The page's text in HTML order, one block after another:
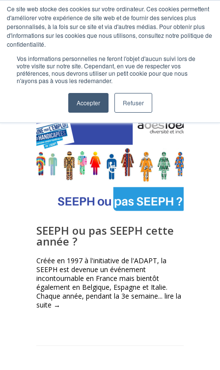
Ce site web stocke des cookies sur votre ordinateur. Ces cookies permettent
d'améliorer votre expérience de site web et de fournir des services plus
personnalisés, à la fois sur ce site et via d'autres médias. Pour obtenir plus
d'informations sur les cookies que nous utilisons, consultez notre politique de
confidentialité.
Vos informations personnelles ne feront l'objet d'aucun suivi lors de
votre visite sur notre site. Cependant, en vue de respecter vos
préférences, nous devrons utiliser un petit cookie pour que nous
n'ayons pas à vous les redemander.
Accepter Refuser
Archive for septembre 2018
SEEPH ou pas SEEPH cette
année ?
Créée en 1997 à l'initiative de l'ADAPT, la
SEEPH est devenue un événement
incontournable en France mais bientôt
également en Belgique, Espagne et Italie.
Chaque année, pendant la 3e semaine... lire la
suite →